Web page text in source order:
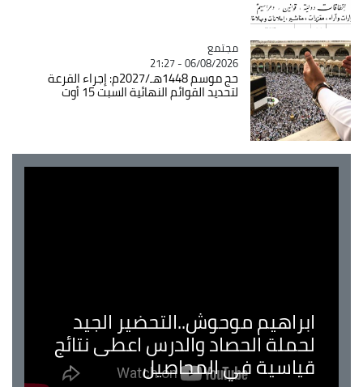
Catégorie
مجتمع
06/08/2026 - 21:27
حج موسم 1448هـ/2027م: إجراء القرعة
لتحديد القوائم النهائية السبت 15 أوت
ابراهيم موحوش..التحضير الجيد
لحملة الحصاد والدرس اعطى نتائج
قياسية في المحاصيل